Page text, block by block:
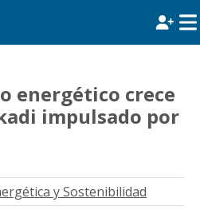
energético crece
impulsado por
y Sostenibilidad